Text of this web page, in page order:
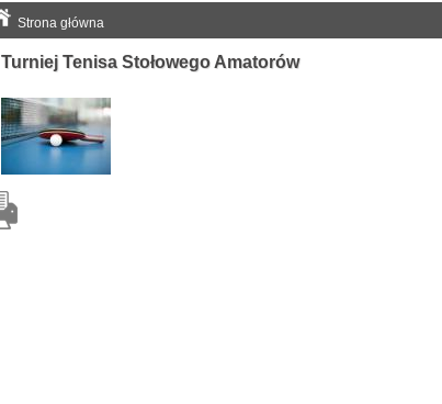
Strona główna
Turniej Tenisa Stołowego Amatorów